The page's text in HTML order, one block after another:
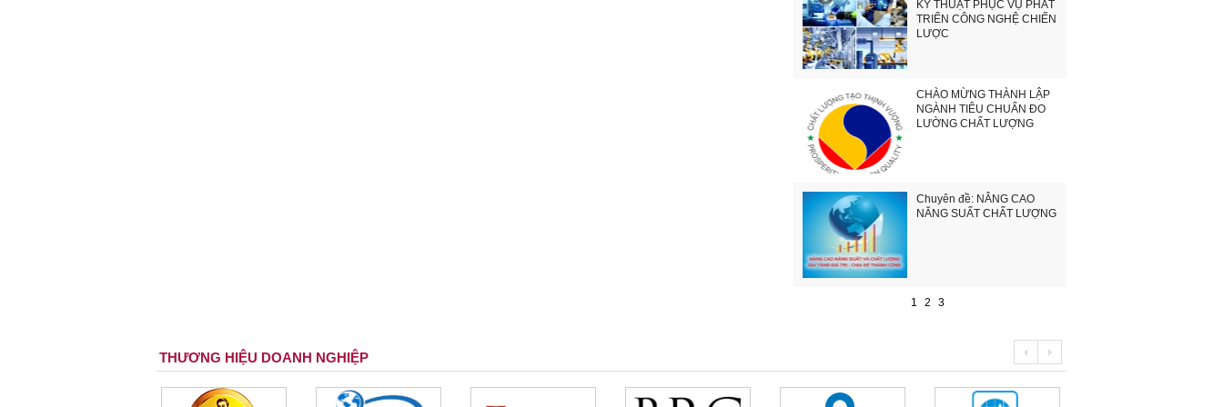
KỸ THUẬT PHỤC VỤ PHÁT
TRIỂN CÔNG NGHỆ CHIẾN
LƯỢC
CHÀO MỪNG THÀNH LẬP
NGÀNH TIÊU CHUẨN ĐO
LƯỜNG CHẤT LƯỢNG
Chuyên đề: NÂNG CAO
NĂNG SUẤT CHẤT LƯỢNG
1 2 3
THƯƠNG HIỆU DOANH NGHIỆP